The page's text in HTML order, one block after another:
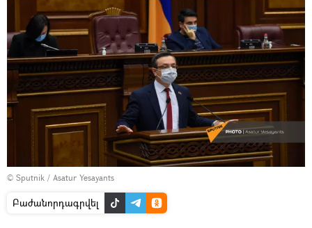
© Sputnik / Asatur Yesayants
Բաժանորդագրվել